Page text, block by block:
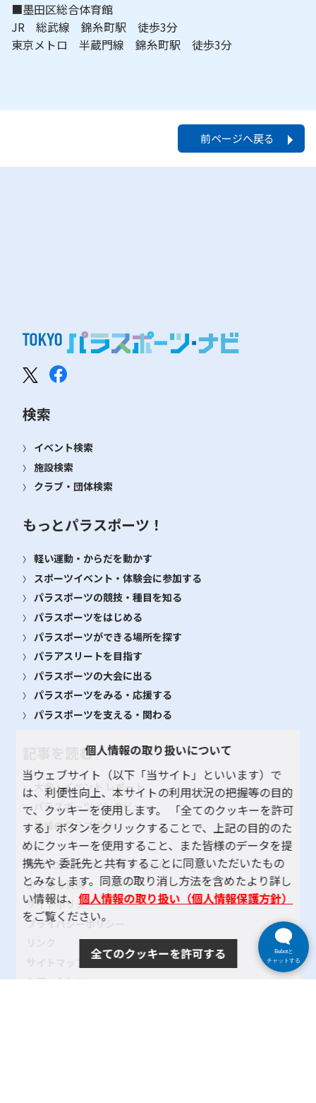
■墨田区総合体育館
JR 総武線 錦糸町駅 徒歩3分
東京メトロ 半蔵門線 錦糸町駅 徒歩3分
前ページへ戻る
検索
イベント検索
施設検索
クラブ・団体検索
もっとパラスポーツ！
軽い運動・からだを動かす
スポーツイベント・体験会に参加する
パラスポーツの競技・種目を知る
パラスポーツをはじめる
パラスポーツができる場所を探す
パラアスリートを目指す
パラスポーツの大会に出る
パラスポーツをみる・応援する
パラスポーツを支える・関わる
記事を読む
大会・イベント レポート
パラスポーツインタビュー
地域のクラブ紹介
TOKYOパラスポーツ・ナビとは
よくある質問
サイトポリシー
プライバシーポリシー
お問い合わせ
個人情報の取り扱いについて
当ウェブサイト（以下「当サイト」といいます）で
は、利便性向上、本サイトの利用状況の把握等の目的
で、クッキーを使用します。 「全てのクッキーを許可
する」ボタンをクリックすることで、上記の目的のた
めにクッキーを使用すること、また皆様のデータを提
携先や 委託先と共有することに同意いただいたもの
とみなします。同意の取り消し方法を含めたより詳し
い情報は、個人情報の取り扱い（個人情報保護方針）
をご覧ください。
全てのクッキーを許可する
Bebotと
チャットする